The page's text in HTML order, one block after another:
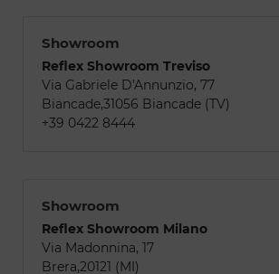
Showroom
Reflex Showroom Treviso
Via Gabriele D'Annunzio, 77
Biancade,31056 Biancade (TV)
+39 0422 8444
Showroom
Reflex Showroom Milano
Via Madonnina, 17
Brera,20121 (MI)